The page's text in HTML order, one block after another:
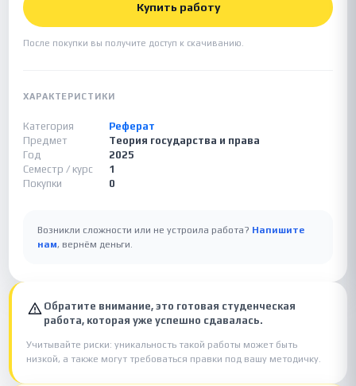
Купить работу
После покупки вы получите доступ к скачиванию.
ХАРАКТЕРИСТИКИ
Категория
Реферат
Предмет
Теория государства и права
Год
2025
Семестр / курс
1
Покупки
0
Возникли сложности или не устроила работа? Напишите
нам, вернём деньги.
Обратите внимание, это готовая студенческая
работа, которая уже успешно сдавалась.
Учитывайте риски: уникальность такой работы может быть
низкой, а также могут требоваться правки под вашу методичку.